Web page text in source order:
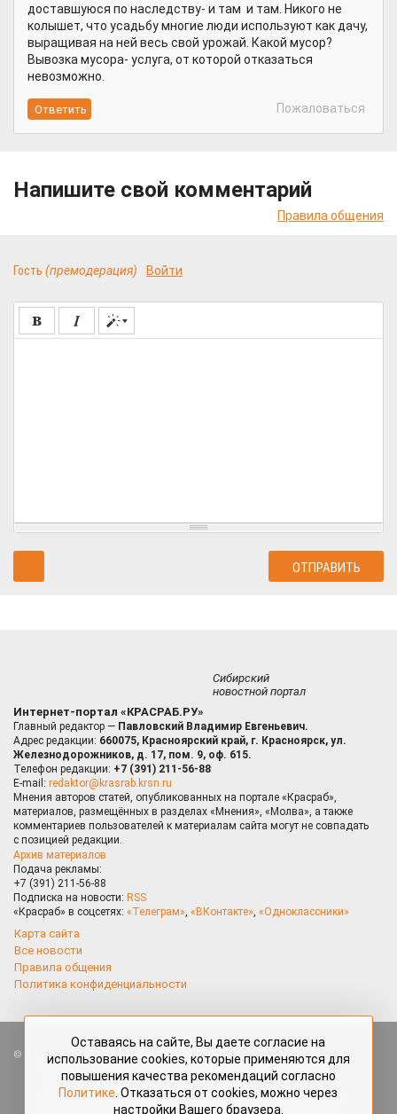
доставшуюся по наследству- и там и там. Никого не
колышет, что усадьбу многие люди используют как дачу,
выращивая на ней весь свой урожай. Какой мусор?
Вывозка мусора- услуга, от которой отказаться
невозможно.
Пожаловаться
Напишите свой комментарий
Правила общения
Гость (премодерация) Войти
Сибирский
новостной портал
Интернет-портал «КРАСРАБ.РУ»
Главный редактор — Павловский Владимир Евгеньевич.
Адрес редакции: 660075, Красноярский край, г. Красноярск, ул.
Железнодорожников, д. 17, пом. 9, оф. 615.
Телефон редакции: +7 (391) 211-56-88
E-mail: redaktor@krasrab.krsn.ru
Мнения авторов статей, опубликованных на портале «Красраб»,
материалов, размещённых в разделах «Мнения», «Молва», а также
комментариев пользователей к материалам сайта могут не совпадать
с позицией редакции.
Архив материалов
Подача рекламы:
+7 (391) 211-56-88
Подписка на новости: RSS
«Красраб» в соцсетях: «Телеграм», «ВКонтакте», «Одноклассники»
Карта сайта
Все новости
Правила общения
Политика конфиденциальности
Все права защищены. Любые материалы, размещённые на портале
«Красраб.ру» сотрудниками редакции, нештатными авторами
и читателями, являются объектами авторского права. Полное или
частичное использование материалов, размещённых на портале
«Красраб.ру», допускается только с письменного согласия редакции
Оставаясь на сайте, Вы даете согласие на
использование cookies, которые применяются для
повышения качества рекомендаций согласно
Политике . Отказаться от cookies, можно через
настройки Вашего браузера.